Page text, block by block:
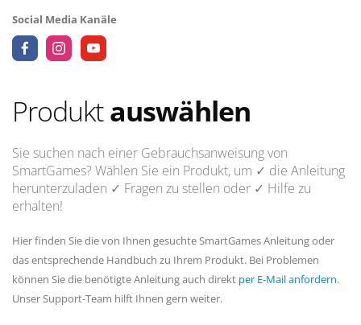
Social Media Kanäle
Produktauswählen
Sie suchen nach einer Gebrauchsanweisung von
SmartGames? Wählen Sie ein Produkt, um ✓ die Anleitung
herunterzuladen ✓ Fragen zu stellen oder ✓ Hilfe zu
erhalten!
Hier finden Sie die von Ihnen gesuchte SmartGames Anleitung oder
das entsprechende Handbuch zu Ihrem Produkt. Bei Problemen
können Sie die benötigte Anleitung auch direkt per E-Mail anfordern.
Unser Support-Team hilft Ihnen gern weiter.